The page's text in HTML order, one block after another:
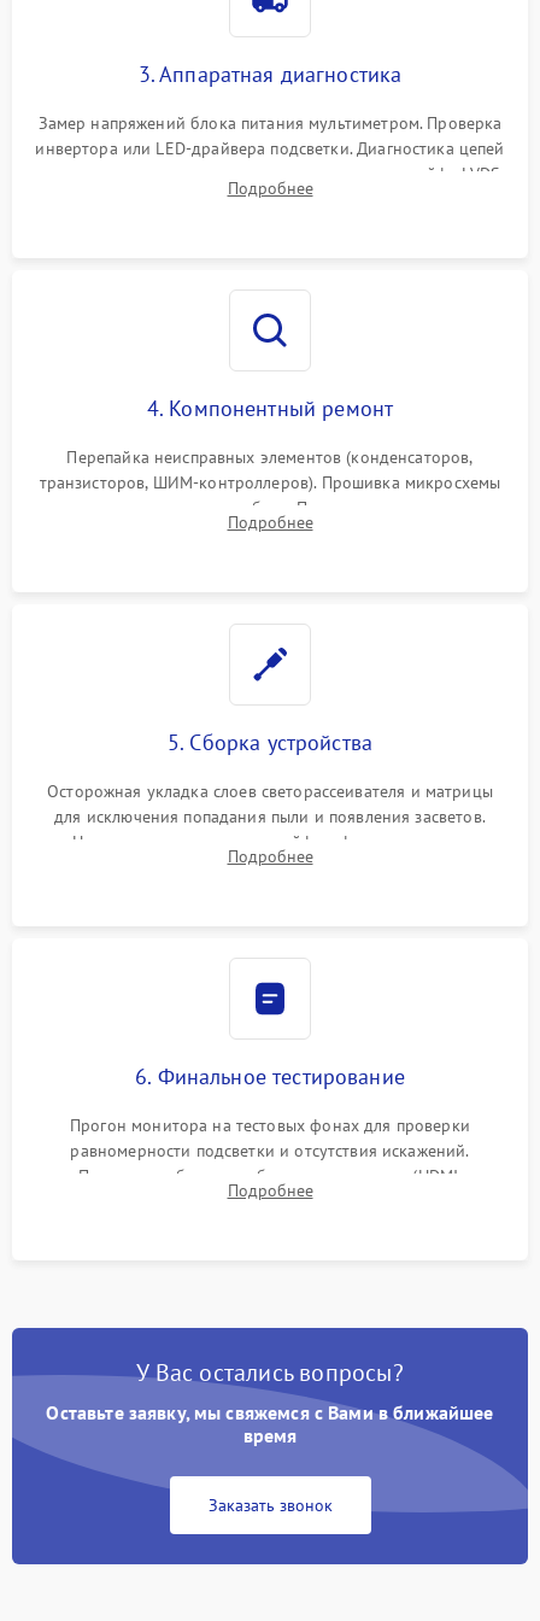
Поломка системы защиты
3. Аппаратная диагностика
Замер напряжений блока питания мультиметром. Проверка
инвертора или LED-драйвера подсветки. Диагностика цепей
питания скалера и тестирование сигналов на шлейфе LVDS
Подробнее
4. Компонентный ремонт
Перепайка неисправных элементов (конденсаторов,
транзисторов, ШИМ-контроллеров). Прошивка микросхемы
памяти при программных сбоях. При поломке подсветки —
разборка матрицы и замена выгоревших светодиодов.
Подробнее
5. Сборка устройства
Осторожная укладка слоев светорассеивателя и матрицы
для исключения попадания пыли и появления засветов.
Надежное подключение шлейфов, фиксация плат и
аккуратное защелкивание пластикового корпуса монитора.
Подробнее
6. Финальное тестирование
Прогон монитора на тестовых фонах для проверки
равномерности подсветки и отсутствия искажений.
Проверка работоспособности всех портов (HDMI,
DisplayPort, VGA) и кнопок управления под нагрузкой в
Подробнее
У Вас остались вопросы?
Оставьте заявку, мы свяжемся с Вами в ближайшее
время
Заказать звонок